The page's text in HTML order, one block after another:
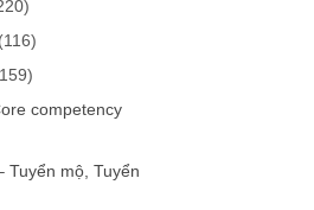
(116)
competency
Tuyển mộ, Tuyển